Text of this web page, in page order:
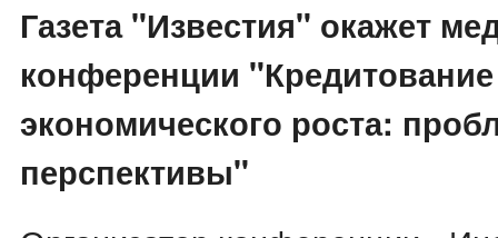
Газета "Известия" окажет
конференции "Кредитование
экономического роста:
перспективы"